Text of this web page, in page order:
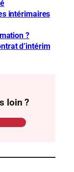
intérimaires
?
d’intérim
loin ?